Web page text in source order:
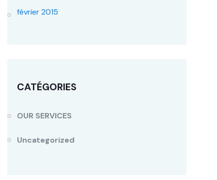
février 2015
CATÉGORIES
OUR SERVICES
Uncategorized